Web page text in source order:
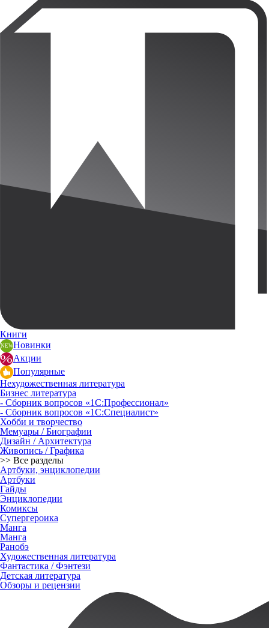
Книги
Новинки
Акции
Популярные
Нехудожественная литература
Бизнес литература
- Сборник вопросов «1С:Профессионал»
- Сборник вопросов «1С:Специалист»
Хобби и творчество
Мемуары / Биографии
Дизайн / Архитектура
Живопись / Графика
>> Все разделы
Артбуки, энциклопедии
Артбуки
Гайды
Энциклопедии
Комиксы
Супергероика
Манга
Манга
Ранобэ
Художественная литература
Фантастика / Фэнтези
Детская литература
Обзоры и рецензии